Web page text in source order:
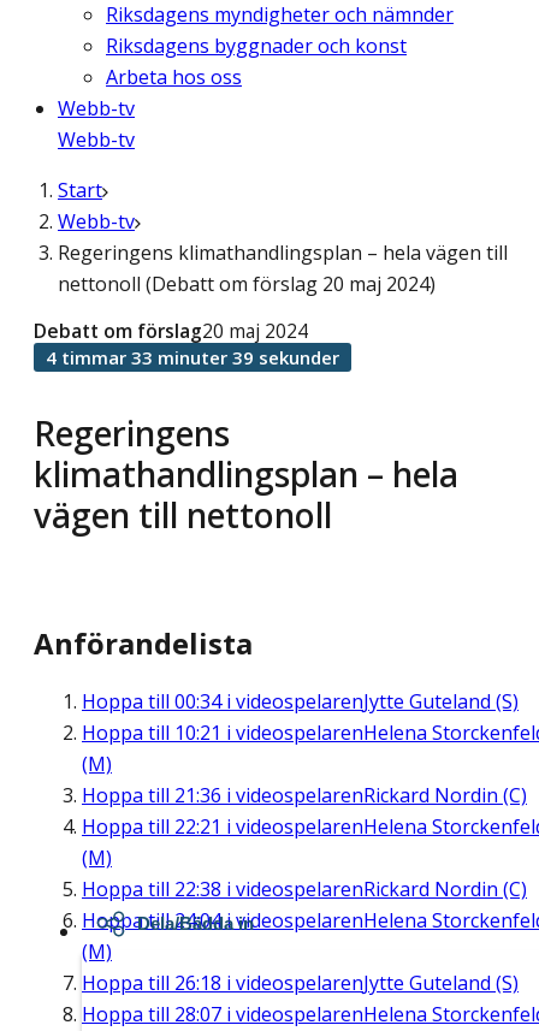
Riksdagens myndigheter och nämnder
Riksdagens byggnader och konst
Arbeta hos oss
Webb-tv
Webb-tv
Start
Webb-tv
Regeringens klimathandlingsplan – hela vägen till
nettonoll (Debatt om förslag 20 maj 2024)
Regeringens
klimathandlingsplan – hela
vägen till nettonoll
Debatt om förslag20 maj 2024
4 timmar 33 minuter 39 sekunder
Anförandelista
Hoppa till 00:34i videospelarenJytte Guteland (S)
Hoppa till 10:21 i videospelarenHelena
(M)
Hoppa till 21:36 i videospelarenRickard Nordin (C)
Hoppa till 22:21 i videospelarenHelena
(M)
Hoppa till 22:38 i videospelarenRickard Nordin (C)
Hoppa till24:04i videospelarenHelena
(M)
Hoppa till 26:18 i videospelarenJytte Guteland (S)
Hoppa till 28:07 i videospelarenHelena
Dela/Bädda in